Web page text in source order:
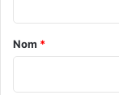
a
r
Nom *